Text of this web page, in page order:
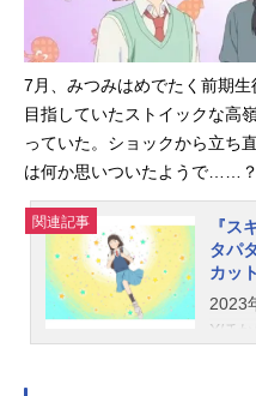
みの
ど
画コ
総作
天野
中山
Aに
第4
（水
一挙
ニメ
から5
7月、みつみはめでたく前期
目指していたストイックな高
っていた。ショックから立ち
は何か思いついたようで……？
関連記事
『ス
タパ
カッ
2023
Xほ